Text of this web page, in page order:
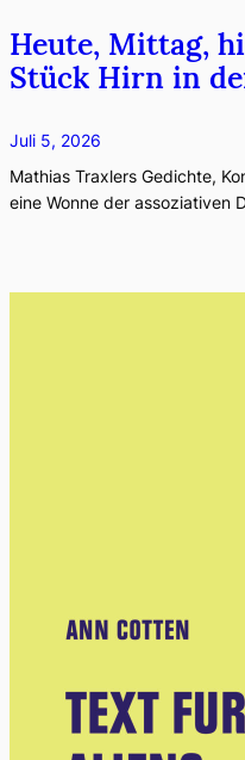
Heute, Mittag,
Stück Hirn in
Juli 5, 2026
Mathias Traxlers Gedichte,
eine Wonne der assoziativen